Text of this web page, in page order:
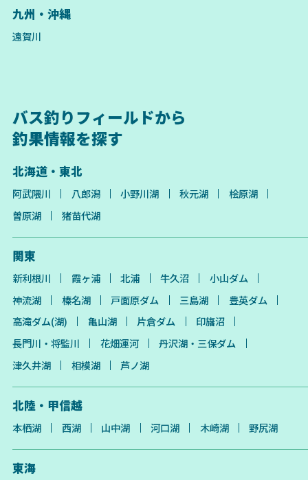
九州・沖縄
遠賀川
バス釣りフィールドから
釣果情報を探す
北海道・東北
阿武隈川 八郎潟 小野川湖 秋元湖
桧原湖
曽原湖
猪苗代湖
関東
新利根川 霞ヶ浦 北浦 牛久沼
小山ダム
神流湖
榛名湖 戸面原ダム 三島湖
豊英ダム
高滝ダム(湖)
亀山湖 片倉ダム
印旛沼
長門川・将監川
花畑運河
丹沢湖・三保ダム
津久井湖
相模湖 芦ノ湖
北陸・甲信越
本栖湖 西湖 山中湖 河口湖 木崎湖 野尻湖
東海